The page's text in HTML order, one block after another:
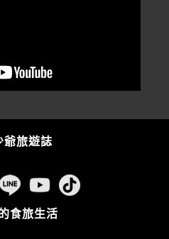
爺旅遊誌
食旅生活